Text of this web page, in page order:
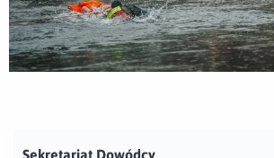
Sekretariat Dowódcy